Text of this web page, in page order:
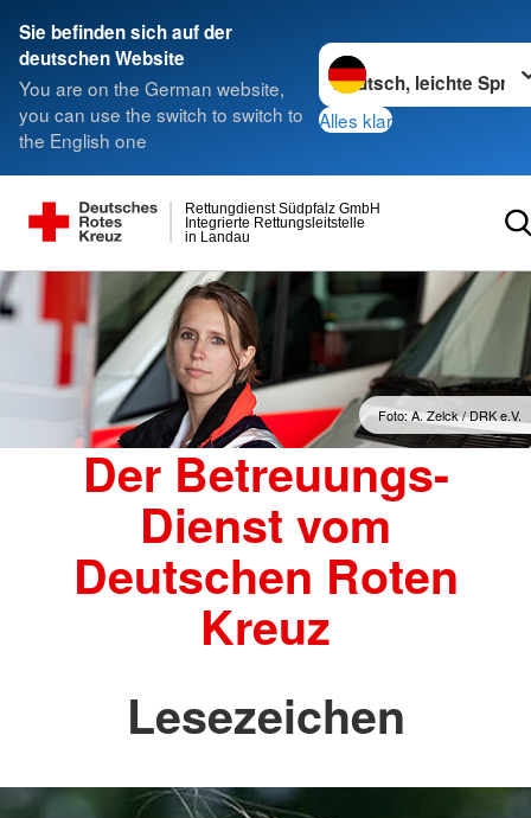
Sie befinden sich auf der
deutschen Website
You are on the German website,
you can use the switch to switch to
the English one
Sprache wechseln zu
Alles klar
in Landau
Integrierte Rettungsleitstelle
Rettungdienst Südpfalz GmbH
Foto: A. Zelck / DRK e.V.
Der Betreuungs-
Dienst vom
Deutschen Roten
Kreuz
Lesezeichen